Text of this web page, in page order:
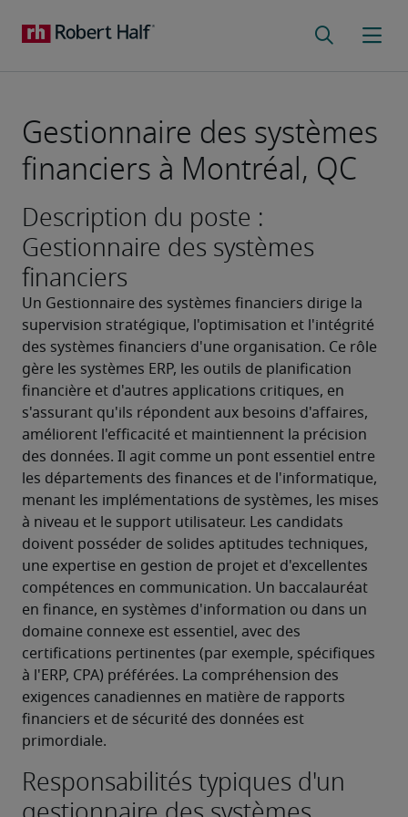
Gestionnaire des systèmes
financiers à Montréal, QC
Description du poste :
Gestionnaire des systèmes
financiers
Un Gestionnaire des systèmes financiers dirige la
supervision stratégique, l'optimisation et l'intégrité
des systèmes financiers d'une organisation. Ce rôle
gère les systèmes ERP, les outils de planification
financière et d'autres applications critiques, en
s'assurant qu'ils répondent aux besoins d'affaires,
améliorent l'efficacité et maintiennent la précision
des données. Il agit comme un pont essentiel entre
les départements des finances et de l'informatique,
menant les implémentations de systèmes, les mises
à niveau et le support utilisateur. Les candidats
doivent posséder de solides aptitudes techniques,
une expertise en gestion de projet et d'excellentes
compétences en communication. Un baccalauréat
en finance, en systèmes d'information ou dans un
domaine connexe est essentiel, avec des
certifications pertinentes (par exemple, spécifiques
à l'ERP, CPA) préférées. La compréhension des
exigences canadiennes en matière de rapports
financiers et de sécurité des données est
primordiale.
Responsabilités typiques d'un